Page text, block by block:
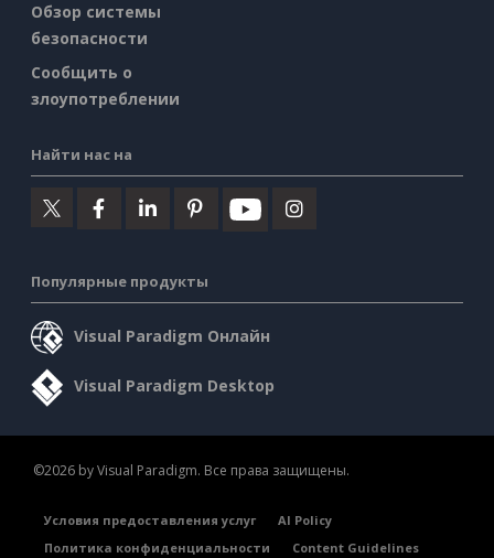
Обзор системы
безопасности
Сообщить о
злоупотреблении
Найти нас на
Популярные продукты
Visual Paradigm Онлайн
Visual Paradigm Desktop
©2026 by Visual Paradigm. Все права защищены.
Условия предоставления услуг
AI Policy
Политика конфиденциальности
Content Guidelines